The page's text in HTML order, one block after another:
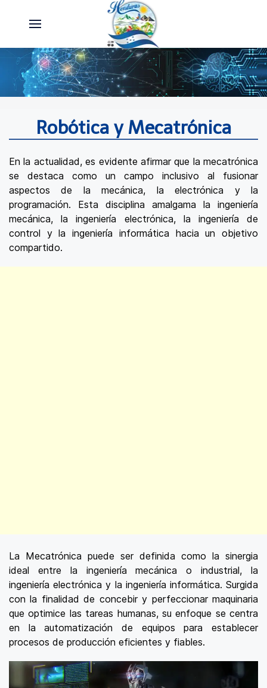
Robótica y Mecatrónica
En la actualidad, es evidente afirmar que la mecatrónica
se destaca como un campo inclusivo al fusionar
aspectos de la mecánica, la electrónica y la
programación. Esta disciplina amalgama la ingeniería
mecánica, la ingeniería electrónica, la ingeniería de
control y la ingeniería informática hacia un objetivo
compartido.
La Mecatrónica puede ser definida como la sinergia
ideal entre la ingeniería mecánica o industrial, la
ingeniería electrónica y la ingeniería informática. Surgida
con la finalidad de concebir y perfeccionar maquinaria
que optimice las tareas humanas, su enfoque se centra
en la automatización de equipos para establecer
procesos de producción eficientes y fiables.